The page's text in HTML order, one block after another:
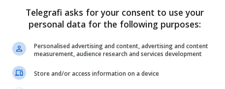
Telegrafi asks for your consent to use your
personal data for the following purposes:
Personalised advertising and content, advertising and content
measurement, audience research and services development
Store and/or access information on a device